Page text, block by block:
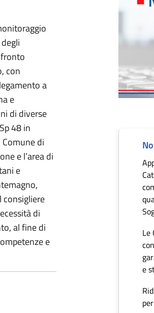
con
a
e
di diverse
48 in
di
e l’area di
e
consigliere
di
al fine di
e
Le
e